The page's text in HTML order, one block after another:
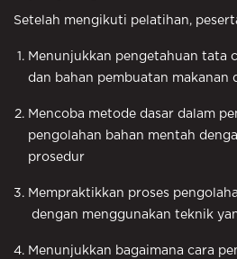
Setelah mengikuti pelatihan,
Menunjukkan pengetahuan tata
dan bahan pembuatan makanan
Mencoba metode dasar dalam
pengolahan bahan mentah
prosedur
Mempraktikkan proses
dengan menggunakan teknik
Menunjukkan bagaimana cara